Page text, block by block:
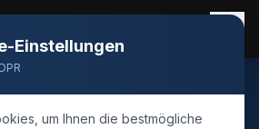
Taxi
Einstellungen
um Ihnen die bestmögliche